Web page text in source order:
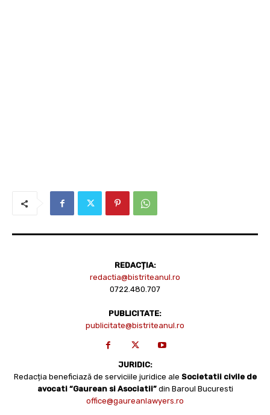
REDACȚIA:
redactia@bistriteanul.ro
0722.480.707
PUBLICITATE:
publicitate@bistriteanul.ro
JURIDIC:
Redacția beneficiază de serviciile juridice ale Societatii civile de
avocati “Gaurean si Asociatii” din Baroul Bucuresti
office@gaureanlawyers.ro